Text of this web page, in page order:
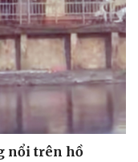
- Gia đình
nổi trên hồ